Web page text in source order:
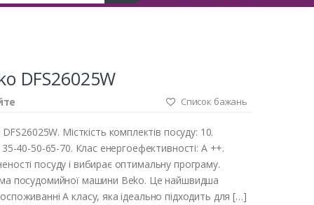
DFS26025W
Список бажань
Місткість комплектів посуду: 10.
40-50-65-70. Клас енергоефективності: A ++.
посуду і вибирає оптимальну програму.
посудомийної машини Beko. Це найшвидша
A класу, яка ідеально підходить для […]